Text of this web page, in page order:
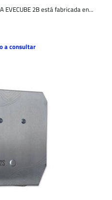
2B está fabricada en...
a consultar